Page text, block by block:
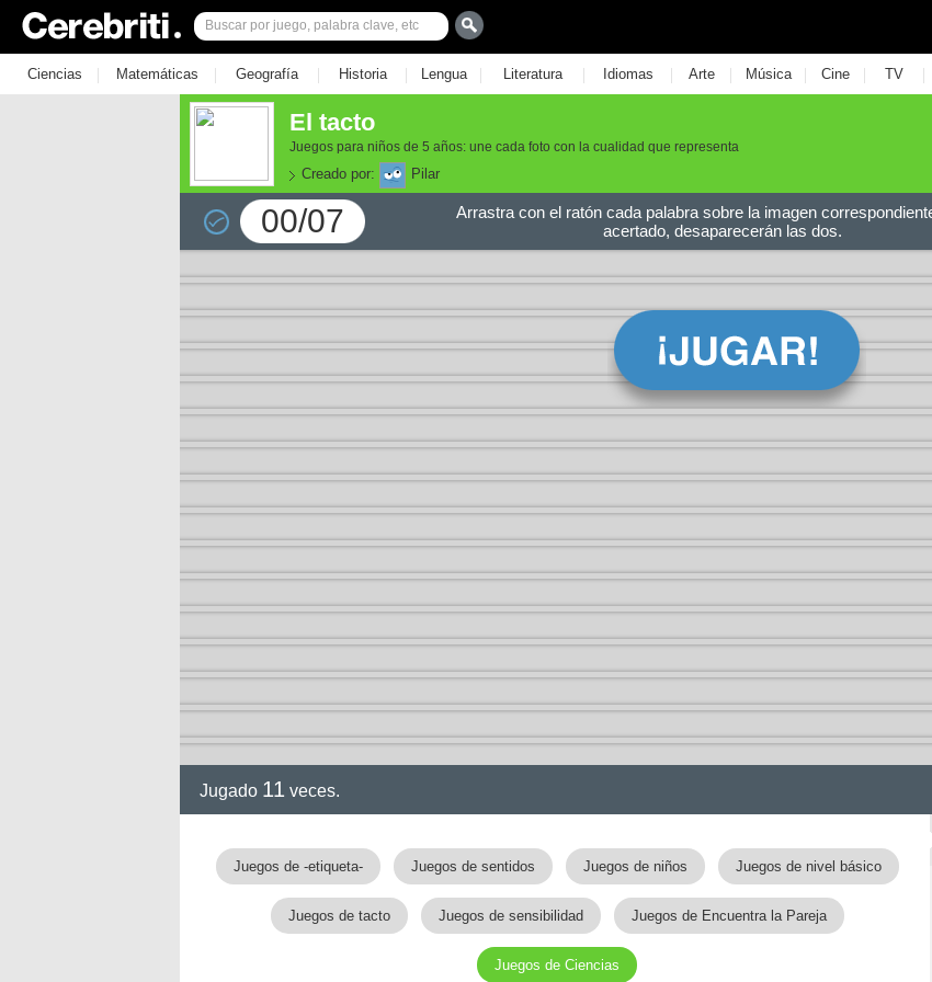
Ciencias | Matemáticas | Geografía | Historia | Lengua | Literatura | Idiomas | Arte | Música | Cine | TV |
El tacto
Juegos para niños de 5 años: une cada foto con la cualidad que representa
Creado por: Pilar
00/07
Arrastra con el ratón cada palabra sobre la imagen
acertado, desaparecerán las dos.
Jugado 11 veces.
Juegos de -etiqueta- Juegos de sentidos Juegos de niños Juegos de nivel básico
Juegos de tacto Juegos de sensibilidad Juegos de Encuentra la Pareja
Juegos de Ciencias